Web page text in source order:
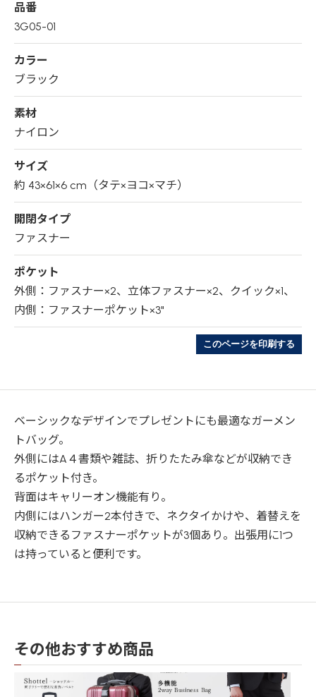
品番
3G05-01
カラー
ブラック
素材
ナイロン
サイズ
約 43×61×6 cm（タテ×ヨコ×マチ）
開閉タイプ
ファスナー
ポケット
外側：ファスナー×2、立体ファスナー×2、クイック×1、
内側：ファスナーポケット×3"
このページを印刷する
ベーシックなデザインでプレゼントにも最適なガーメン
トバッグ。
外側にはA４書類や雑誌、折りたたみ傘などが収納でき
るポケット付き。
背面はキャリーオン機能有り。
内側にはハンガー2本付きで、ネクタイかけや、着替えを
収納できるファスナーポケットが3個あり。出張用に1つ
は持っていると便利です。
その他おすすめ商品